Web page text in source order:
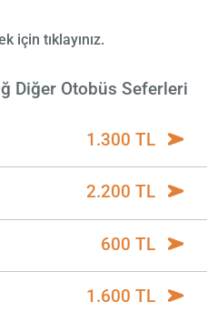
için tıklayınız.
Diğer Otobüs Seferleri
1.300 TL
2.200 TL
600 TL
1.600 TL